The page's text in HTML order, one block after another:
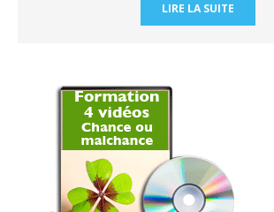
LIRE LA SUITE